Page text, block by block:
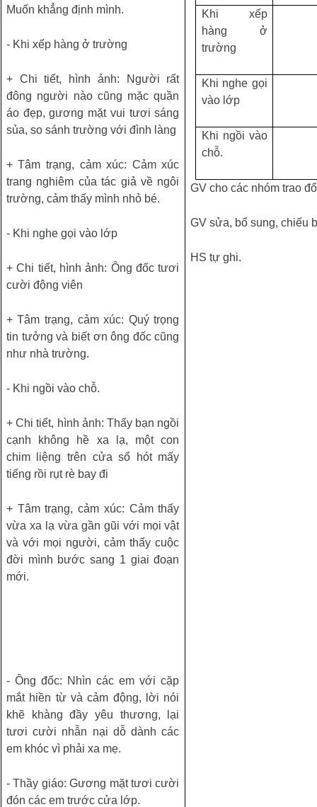
Muốn khẳng định mình.
- Khi xếp hàng ở trường
+ Chi tiết, hình ảnh: Người rất
đông người nào cũng mặc quần
áo đẹp, gương mặt vui tươi sáng
sủa, so sánh trường với đình làng
+ Tâm trạng, cảm xúc: Cảm xúc
trang nghiêm của tác giả về ngôi
trường, cảm thấy mình nhỏ bé.
- Khi nghe gọi vào lớp
+ Chi tiết, hình ảnh: Ông đốc tươi
cười động viên
+ Tâm trạng, cảm xúc: Quý trọng
tin tưởng và biết ơn ông đốc cũng
như nhà trường.
- Khi ngồi vào chỗ.
+ Chi tiết, hình ảnh: Thấy bạn ngồi
cạnh không hề xa lạ, một con
chim liệng trên cửa sổ hót mấy
tiếng rồi rụt rè bay đi
+ Tâm trạng, cảm xúc: Cảm thấy
vừa xa lạ vừa gần gũi với mọi vật
và với mọi người, cảm thấy cuộc
đời mình bước sang 1 giai đoạn
mới.
- Ông đốc: Nhìn các em với cặp
mắt hiền từ và cảm động, lời nói
khẽ khàng đầy yêu thương, lại
tươi cười nhẫn nại dỗ dành các
em khóc vì phải xa mẹ.
- Thầy giáo: Gương mặt tươi cười
đón các em trước cửa lớp.
Khi xếp
hàng ở
trường
Khi nghe gọi
vào lớp
Khi ngồi vào
chỗ.
GV cho các nhóm trao
GV sửa, bổ sung, chiếu
HS tự ghi.